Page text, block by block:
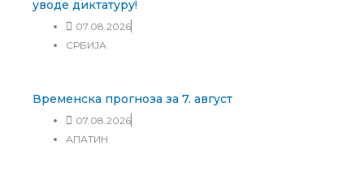
уводе диктатуру!
07.08.2026
СРБИЈА
Временска прогноза за 7. август
07.08.2026
АПАТИН